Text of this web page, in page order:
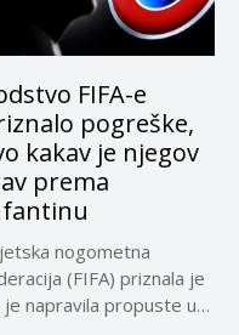
FIFA-e
pogreške,
kakav je njegov
prema
nogometna
(FIFA) priznala je
je napravila propuste u